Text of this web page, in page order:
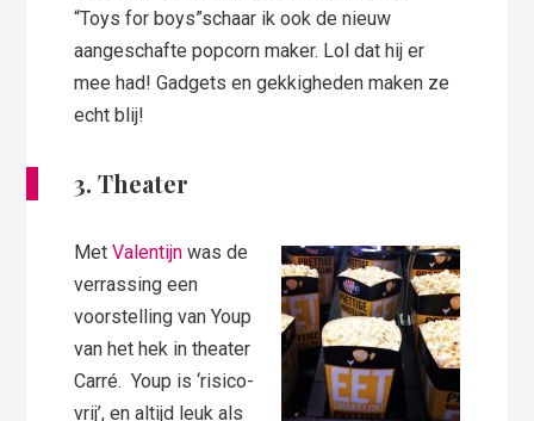
“Toys for boys”schaar ik ook de nieuw
aangeschafte popcorn maker. Lol dat hij er
mee had! Gadgets en gekkigheden maken ze
echt blij!
3. Theater
MetValentijnwas de
verrassing een
voorstelling van Youp
van het hek in theater
Carré. Youp is ‘risico-
vrij’, en altijd leuk als